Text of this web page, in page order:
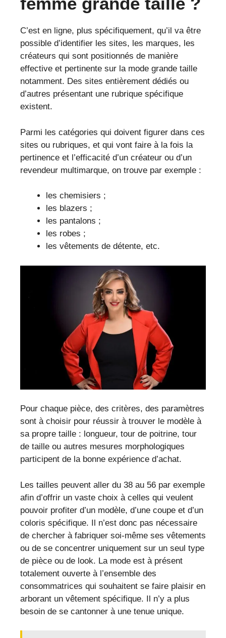
C’est en ligne, plus spécifiquement, qu’il va être
possible d’identifier les sites, les marques, les
créateurs qui sont positionnés de manière
effective et pertinente sur la mode grande taille
notamment. Des sites entièrement dédiés ou
d’autres présentant une rubrique spécifique
existent.
Parmi les catégories qui doivent figurer dans ces
sites ou rubriques, et qui vont faire à la fois la
pertinence et l’efficacité d’un créateur ou d’un
revendeur multimarque, on trouve par exemple :
les chemisiers ;
les blazers ;
les pantalons ;
les robes ;
les vêtements de détente, etc.
Pour chaque pièce, des critères, des paramètres
sont à choisir pour réussir à trouver le modèle à
sa propre taille : longueur, tour de poitrine, tour
de taille ou autres mesures morphologiques
participent de la bonne expérience d’achat.
Les tailles peuvent aller du 38 au 56 par exemple
afin d’offrir un vaste choix à celles qui veulent
pouvoir profiter d’un modèle, d’une coupe et d’un
coloris spécifique. Il n’est donc pas nécessaire
de chercher à fabriquer soi-même ses vêtements
ou de se concentrer uniquement sur un seul type
de pièce ou de look. La mode est à présent
totalement ouverte à l’ensemble des
consommatrices qui souhaitent se faire plaisir en
arborant un vêtement spécifique. Il n’y a plus
besoin de se cantonner à une tenue unique.